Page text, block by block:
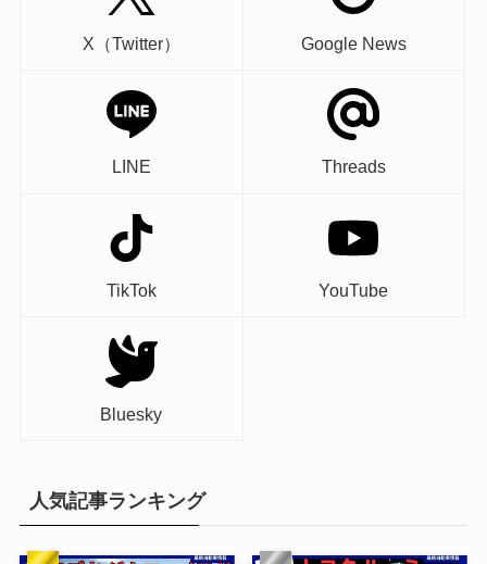
X（Twitter） Google News
LINE Threads
TikTok YouTube
Bluesky
人気記事ランキング